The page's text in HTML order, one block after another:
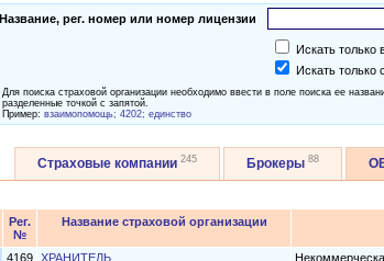
Название, рег. номер или номер лицензии
Искать только
Искать
Для поиска страховой организации необходимо ввести в поле поиска ее
разделенные точкой с запятой.
Пример: взаимопомощь; 4202; единство
Страховые компании 245 Брокеры 88
Рег.
№
Название страховой организации
4169 ХРАНИТЕЛЬ